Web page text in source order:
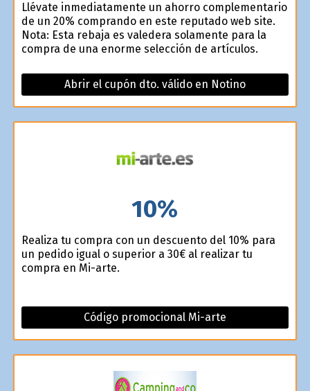
Llévate inmediatamente un ahorro complementario
de un 20% comprando en este reputado web site.
Nota: Esta rebaja es valedera solamente para la
compra de una enorme selección de artículos.
Abrir el cupón dto. válido en Notino
10%
Realiza tu compra con un descuento del 10% para
un pedido igual o superior a 30€ al realizar tu
compra en Mi-arte.
Código promocional Mi-arte